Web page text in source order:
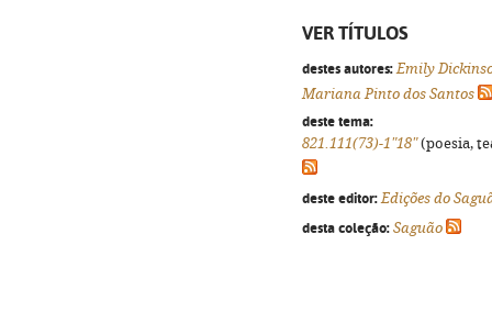
VER TÍTULOS
destes autores: Emily
Mariana Pinto dos Santos
deste tema:
821.111(73)-1"18"(poesia,
deste editor: Edições do
desta coleção: Saguão